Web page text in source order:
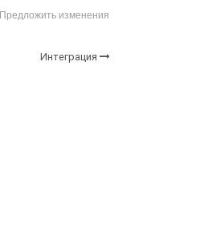
Предложить изменения
Интеграция